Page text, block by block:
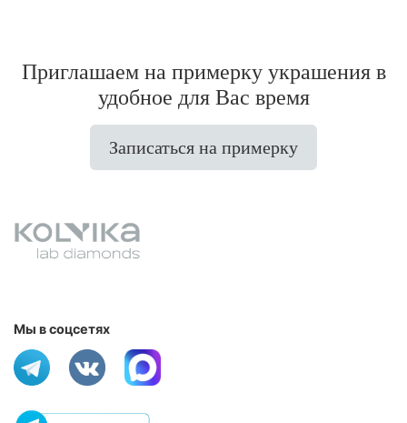
Приглашаем на примерку украшения в
удобное для Вас время
Записаться на примерку
Мы в соцсетях